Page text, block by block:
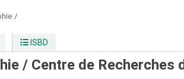
/
ISBD
/ Centre de Recherches